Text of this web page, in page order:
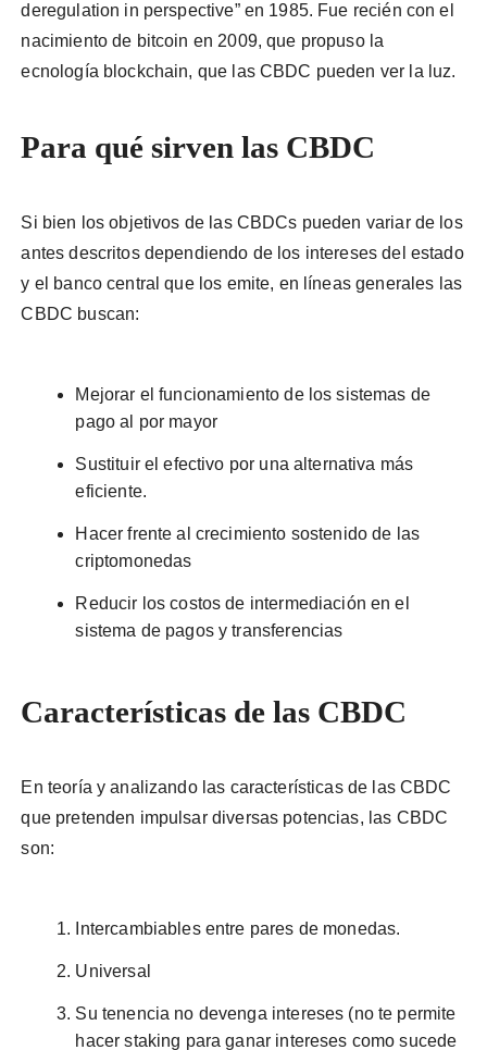
deregulation in perspective” en 1985. Fue recién con el
nacimiento de bitcoin en 2009, que propuso la
ecnología blockchain, que las CBDC pueden ver la luz.
Para qué sirven las CBDC
Si bien los objetivos de las CBDCs pueden variar de los
antes descritos dependiendo de los intereses del estado
y el banco central que los emite, en líneas generales las
CBDC buscan:
Mejorar el funcionamiento de los sistemas de
pago al por mayor
Sustituir el efectivo por una alternativa más
eficiente.
Hacer frente al crecimiento sostenido de las
criptomonedas
Reducir los costos de intermediación en el
sistema de pagos y transferencias
Características de las CBDC
En teoría y analizando las características de las CBDC
que pretenden impulsar diversas potencias, las CBDC
son:
Intercambiables entre pares de monedas.
Universal
Su tenencia no devenga intereses (no te permite
hacer staking para ganar intereses como sucede